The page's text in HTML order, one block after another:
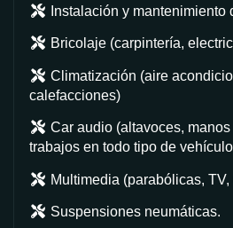
Instalación y mantenimiento
Bricolaje (carpintería,
Climatización (aire
calefacciones)
Car audio (altavoces,
trabajos en todo tipo de
Multimedia (parabólicas,
Suspensiones neumáticas.